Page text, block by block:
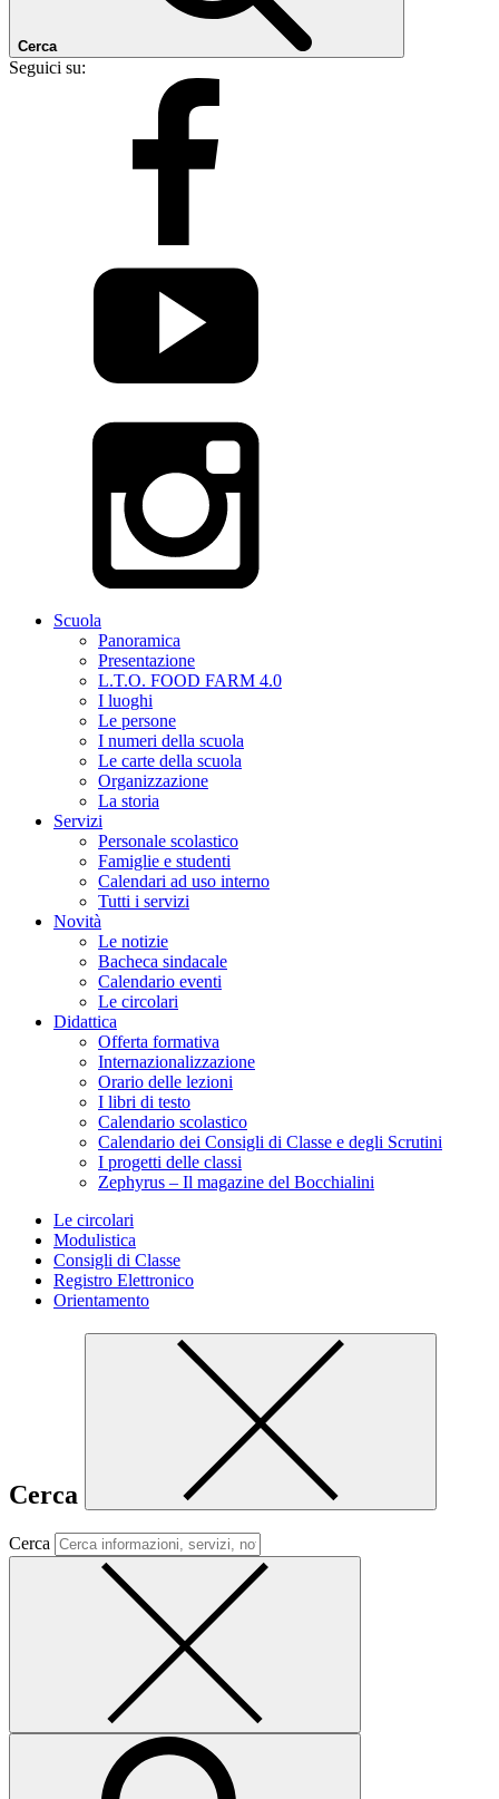
Cerca
Seguici su:
Scuola
Panoramica
Presentazione
L.T.O. FOOD FARM 4.0
I luoghi
Le persone
I numeri della scuola
Le carte della scuola
Organizzazione
La storia
Servizi
Personale scolastico
Famiglie e studenti
Calendari ad uso interno
Tutti i servizi
Novità
Le notizie
Bacheca sindacale
Calendario eventi
Le circolari
Didattica
Offerta formativa
Internazionalizzazione
Orario delle lezioni
I libri di testo
Calendario scolastico
Calendario dei Consigli di Classe e degli Scrutini
I progetti delle classi
Zephyrus – Il magazine del Bocchialini
Le circolari
Modulistica
Consigli di Classe
Registro Elettronico
Orientamento
Cerca
Cerca